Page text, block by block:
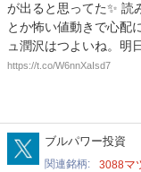
が出ると思ってた✨
とか怖い値動きで心配
ュ潤沢はつよいね。明
https://t.co/W6nnXaIsd7
Nmgh1003
ブルパワー投資
関連銘柄
3088マ